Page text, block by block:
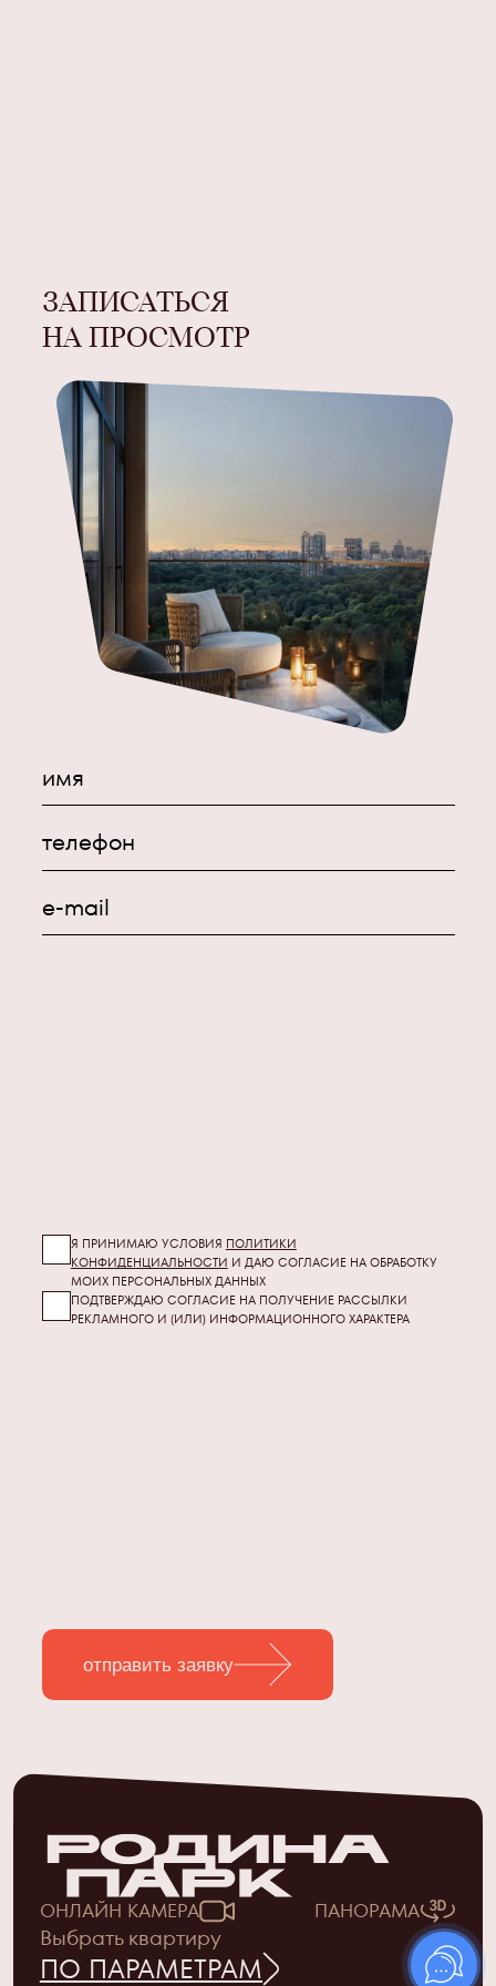
ЗАПИСАТЬСЯ
НА ПРОСМОТР
имя
телефон
e-mail
Я ПРИНИМАЮ УСЛОВИЯ ПОЛИТИКИ
КОНФИДЕНЦИАЛЬНОСТИ И ДАЮ СОГЛАСИЕ НА ОБРАБОТКУ
МОИХ ПЕРСОНАЛЬНЫХ ДАННЫХ
ПОДТВЕРЖДАЮ СОГЛАСИЕ НА ПОЛУЧЕНИЕ РАССЫЛКИ
РЕКЛАМНОГО И (ИЛИ) ИНФОРМАЦИОННОГО ХАРАКТЕРА
отправить заявку
ОНЛАЙН КАМЕРА ПАНОРАМА
Выбрать квартиру
ПО ПАРАМЕТРАМ